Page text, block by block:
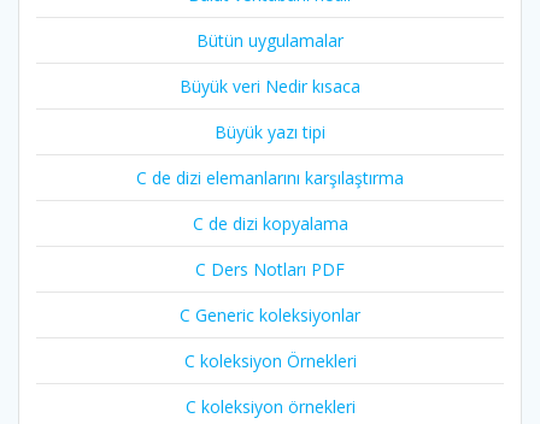
Bütün uygulamalar
Büyük veri Nedir kısaca
Büyük yazı tipi
C de dizi elemanlarını karşılaştırma
C de dizi kopyalama
C Ders Notları PDF
C Generic koleksiyonlar
C koleksiyon Örnekleri
C koleksiyon örnekleri